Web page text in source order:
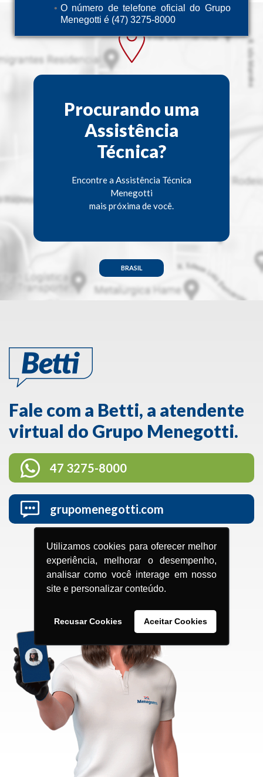
O número de telefone oficial do Grupo
Menegotti é (47) 3275-8000
Utilizamos cookies para oferecer melhor
experiência, melhorar o desempenho,
analisar como você interage em nosso
site e personalizar conteúdo.
Recusar Cookies Aceitar Cookies
Procurando uma
Assistência
Técnica?
Encontre a Assistência Técnica
Menegotti
mais próxima de você.
BRASIL
Fale com a Betti, a atendente
virtual do Grupo Menegotti.
47 3275-8000
grupomenegotti.com